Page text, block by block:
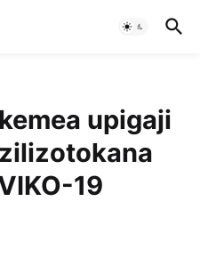
upigaji
19